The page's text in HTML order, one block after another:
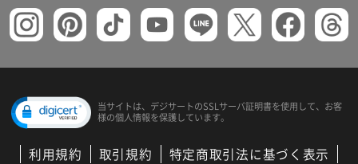
当サイトは、デジサートのSSLサーバ証明書を使用して、 お客
様の個人情報を保護しています。
利用規約 取引規約 特定商取引法に基づく表示